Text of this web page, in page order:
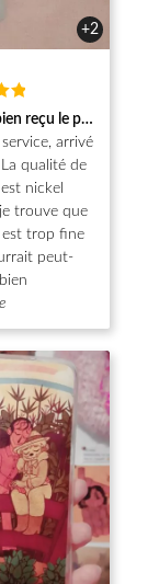
+2
reçu le produit.
service, arrivé
qualité de
nickel
trouve que
est trop fine
peut-